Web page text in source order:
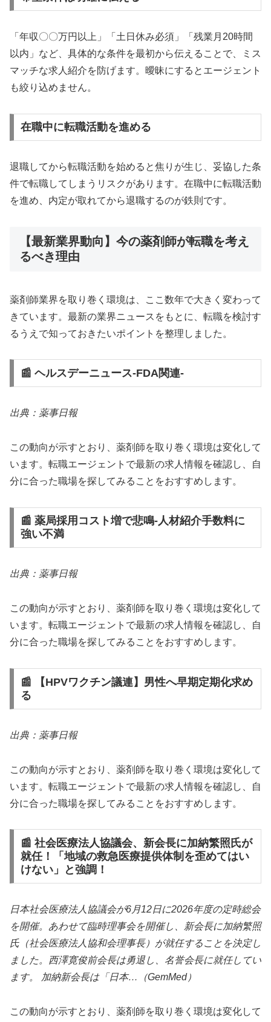
「年収〇〇万円以上」「土日休み必須」「残業月20時間
以内」など、具体的な条件を最初から伝えることで、ミス
マッチな求人紹介を防げます。曖昧にするとエージェント
も絞り込めません。
在職中に転職活動を進める
退職してから転職活動を始めると焦りが生じ、妥協した条
件で転職してしまうリスクがあります。在職中に転職活動
を進め、内定が取れてから退職するのが鉄則です。
【最新業界動向】今の薬剤師が転職を考え
るべき理由
薬剤師業界を取り巻く環境は、ここ数年で大きく変わって
きています。最新の業界ニュースをもとに、転職を検討す
るうえで知っておきたいポイントを整理しました。
📰 ヘルスデーニュース‐FDA関連‐
出典：薬事日報
この動向が示すとおり、薬剤師を取り巻く環境は変化して
います。転職エージェントで最新の求人情報を確認し、自
分に合った職場を探してみることをおすすめします。
📰 薬局採用コスト増で悲鳴‐人材紹介手数料に
強い不満
出典：薬事日報
この動向が示すとおり、薬剤師を取り巻く環境は変化して
います。転職エージェントで最新の求人情報を確認し、自
分に合った職場を探してみることをおすすめします。
📰 【HPVワクチン議連】男性へ早期定期化求め
る
出典：薬事日報
この動向が示すとおり、薬剤師を取り巻く環境は変化して
います。転職エージェントで最新の求人情報を確認し、自
分に合った職場を探してみることをおすすめします。
📰 社会医療法人協議会、新会長に加納繁照氏が
就任！「地域の救急医療提供体制を歪めてはい
けない」と強調！
日本社会医療法人協議会が6月12日に2026年度の定時総会
を開催。あわせて臨時理事会を開催し、新会長に加納繁照
氏（社会医療法人協和会理事長）が就任することを決定し
ました。西澤寛俊前会長は勇退し、名誉会長に就任してい
ます。 加納新会長は「日本…（GemMed）
この動向が示すとおり、薬剤師を取り巻く環境は変化して